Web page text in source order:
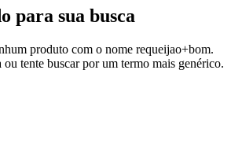
para sua busca
produto com o nome requeijao+bom.
tente buscar por um termo mais genérico.